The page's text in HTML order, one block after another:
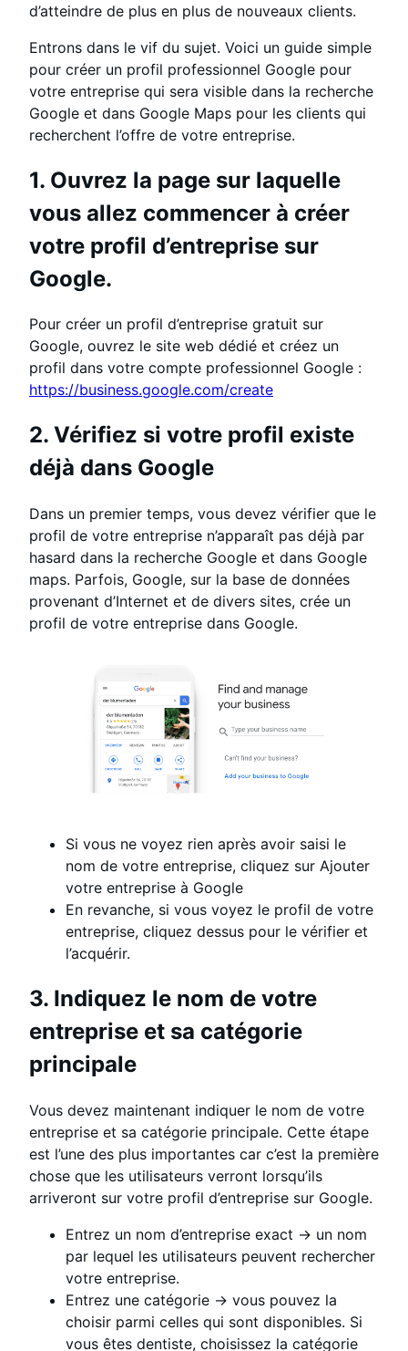
d’atteindre de plus en plus de nouveaux clients.
Entrons dans le vif du sujet. Voici un guide simple
pour créer un profil professionnel Google pour
votre entreprise qui sera visible dans la recherche
Google et dans Google Maps pour les clients qui
recherchent l’offre de votre entreprise.
1. Ouvrez la page sur laquelle
vous allez commencer à créer
votre profil d’entreprise sur
Google.
Pour créer un profil d’entreprise gratuit sur
Google, ouvrez le site web dédié et créez un
profil dans votre compte professionnel Google :
https://business.google.com/create
2. Vérifiez si votre profil existe
déjà dans Google
Dans un premier temps, vous devez vérifier que le
profil de votre entreprise n’apparaît pas déjà par
hasard dans la recherche Google et dans Google
maps. Parfois, Google, sur la base de données
provenant d’Internet et de divers sites, crée un
profil de votre entreprise dans Google.
Si vous ne voyez rien après avoir saisi le
nom de votre entreprise, cliquez sur Ajouter
votre entreprise à Google
En revanche, si vous voyez le profil de votre
entreprise, cliquez dessus pour le vérifier et
l’acquérir.
3. Indiquez le nom de votre
entreprise et sa catégorie
principale
Vous devez maintenant indiquer le nom de votre
entreprise et sa catégorie principale. Cette étape
est l’une des plus importantes car c’est la première
chose que les utilisateurs verront lorsqu’ils
arriveront sur votre profil d’entreprise sur Google.
Entrez un nom d’entreprise exact -> un nom
par lequel les utilisateurs peuvent rechercher
votre entreprise.
Entrez une catégorie -> vous pouvez la
choisir parmi celles qui sont disponibles. Si
vous êtes dentiste, choisissez la catégorie